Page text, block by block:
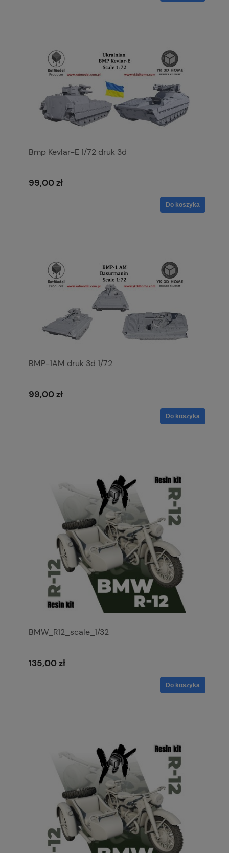
Bmp Kevlar-E 1/72 druk 3d
99,00 zł
Do koszyka
BMP-1AM druk 3d 1/72
99,00 zł
Do koszyka
BMW_R12_scale_1/32
135,00 zł
Do koszyka